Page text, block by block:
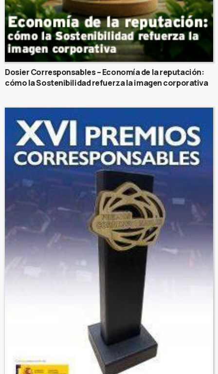
Dosier Corresponsables – Economía de la reputación:
cómo la Sostenibilidad refuerza la imagen corporativa